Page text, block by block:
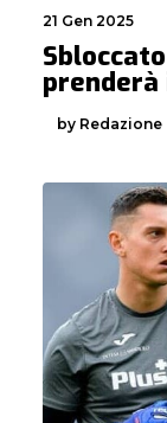
21 Gen 2025
by Redazione